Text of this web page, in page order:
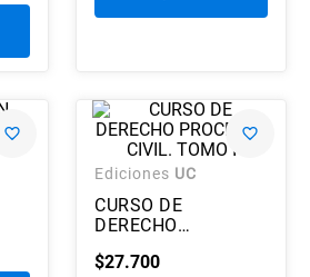
Ediciones UC
CURSO DE
DERECHO
TOMO I
$27.700